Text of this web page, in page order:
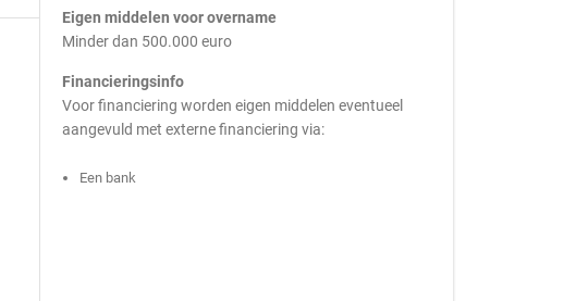
Eigen middelen voor overname
Minder dan 500.000 euro
Financieringsinfo
Voor financiering worden eigen middelen eventueel
aangevuld met externe financiering via:
Een bank